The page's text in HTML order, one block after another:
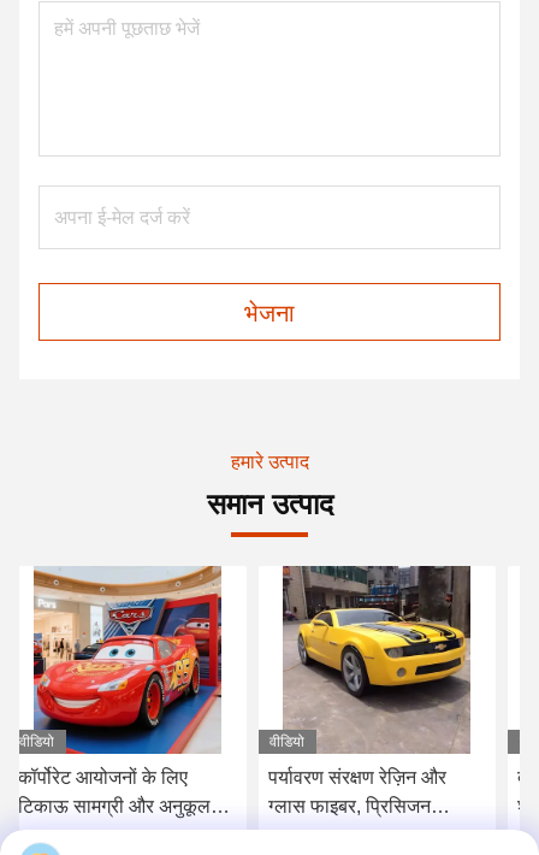
भेजना
हमारे उत्पाद
समान उत्पाद
वीडियो
पर्यावरण संरक्षण रेज़िन और
ग्लास फाइबर, प्रिसिजन
कम्प्रेशन मोल्डिंग, और 30-वर्ष
वीडियो
बाहरी कला प्रतिष्ठानों के लिए
शीसे रेशा मुख्य शरीर और मौसम
प्रतिरोधी खत्म के साथ
और